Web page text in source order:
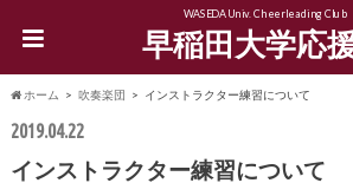
WASEDA Univ. Cheerleading Club
早稲田大学応
ホーム 吹奏楽団 インストラクター練習について
2019.04.22
インストラクター練習について